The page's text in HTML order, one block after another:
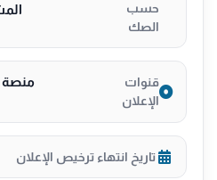
حسب
الصك
قنوات
الإعلان
منصة
تاريخ انتهاء ترخيص الإعلان